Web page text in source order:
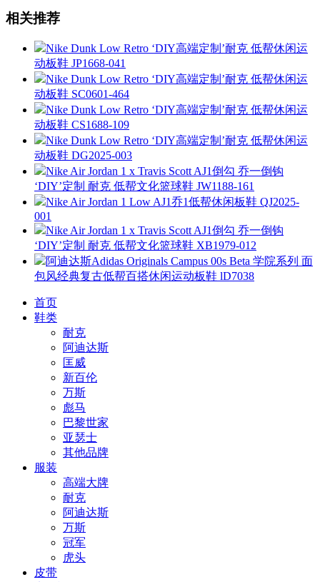
相关推荐
Nike Dunk Low Retro ‘DIY高端定制’耐克 低帮休闲运
动板鞋 JP1668-041
Nike Dunk Low Retro ‘DIY高端定制’耐克 低帮休闲运
动板鞋 SC0601-464
Nike Dunk Low Retro ‘DIY高端定制’耐克 低帮休闲运
动板鞋 CS1688-109
Nike Dunk Low Retro ‘DIY高端定制’耐克 低帮休闲运
动板鞋 DG2025-003
Nike Air Jordan 1 x Travis Scott AJ1倒勾 乔一倒钩
‘DIY’定制 耐克 低帮文化篮球鞋 JW1188-161
Nike Air Jordan 1 Low AJ1乔1低帮休闲板鞋 QJ2025-
001
Nike Air Jordan 1 x Travis Scott AJ1倒勾 乔一倒钩
‘DIY’定制 耐克 低帮文化篮球鞋 XB1979-012
阿迪达斯Adidas Originals Campus 00s Beta 学院系列 面
包风经典复古低帮百搭休闲运动板鞋 lD7038
首页
鞋类
耐克
阿迪达斯
匡威
新百伦
万斯
彪马
巴黎世家
亚瑟士
其他品牌
服装
高端大牌
耐克
阿迪达斯
万斯
冠军
虎头
皮带